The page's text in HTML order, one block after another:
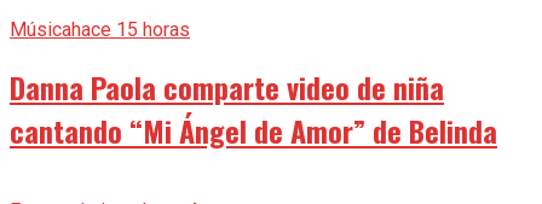
Músicahace 15 horas
Danna Paola comparte video de niña
cantando “Mi Ángel de Amor” de Belinda